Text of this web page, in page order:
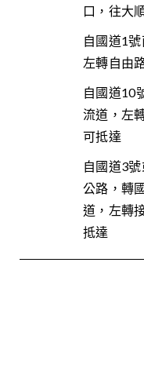
口，往大
自國道1
左轉自由
自國道10
流道，左
可抵達
自國道3
公路，轉
道，左轉
抵達